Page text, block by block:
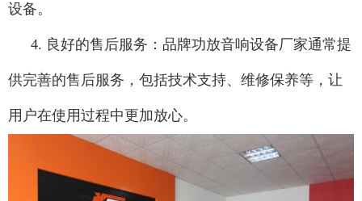
设备。
4. 良好的售后服务：品牌功放音响设备厂家通常提
供完善的售后服务，包括技术支持、维修保养等，让
用户在使用过程中更加放心。